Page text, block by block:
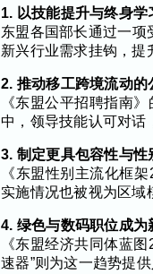
1. 以技能提升与终身学
东盟各国部长通过一项
新兴行业需求挂钩，提
2. 推动移工跨境流动的
《东盟公平招聘指南
中，领导技能认可对话
3. 制定更具包容性与性
《东盟性别主流化框
实施情况也被视为区域
4. 绿色与数码职位成为
《东盟经济共同体蓝
速器”则为这一趋势提